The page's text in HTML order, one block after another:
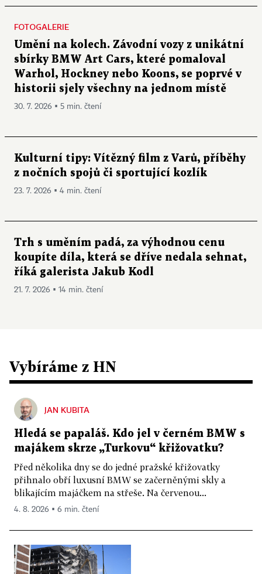
FOTOGALERIE
Umění na kolech. Závodní vozy z unikátní
sbírky BMW Art Cars, které pomaloval
Warhol, Hockney nebo Koons, se poprvé v
historii sjely všechny na jednom místě
30. 7. 2026 ▪ 5 min. čtení
Kulturní tipy: Vítězný film z Varů, příběhy
z nočních spojů či sportující kozlík
23. 7. 2026 ▪ 4 min. čtení
Trh s uměním padá, za výhodnou cenu
koupíte díla, která se dříve nedala sehnat,
říká galerista Jakub Kodl
21. 7. 2026 ▪ 14 min. čtení
Vybíráme z HN
JAN KUBITA
Hledá se papaláš. Kdo jel v černém BMW s
majákem skrze „Turkovu“ křižovatku?
Před několika dny se do jedné pražské křižovatky
přihnalo obří luxusní BMW se začerněnými skly a
blikajícím majáčkem na střeše. Na červenou...
4. 8. 2026 ▪ 6 min. čtení